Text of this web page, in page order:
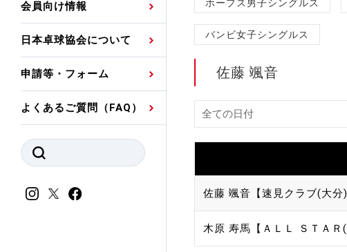
強化スタッフ
会員向け情報
委員会
指導者養成委員会
スポーツ医・科学委員会
アンチ・ドーピング委員
会
日本卓球協会について
事業計画・事業報告
財務諸表等
理事会報告
スポーツ振興くじ助成事業
等
申請等・フォーム
申込
よくあるご質問（FAQ）
ホープス男子シングルス
バンビ女子シングルス
佐藤 颯音
佐藤 颯音【速見クラブ(大分)
木原 寿馬【ＡＬＬ ＳＴＡＲ(